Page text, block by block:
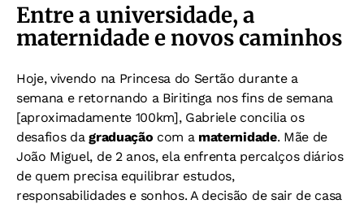
Entre a universidade, a
maternidade e novos caminhos
Hoje, vivendo na Princesa do Sertão durante a
semana e retornando a Biritinga nos fins de semana
[aproximadamente 100km], Gabriele concilia os
desafios dagraduação com a maternidade. Mãe de
João Miguel, de 2 anos, ela enfrenta percalços diários
de quem precisa equilibrar estudos,
responsabilidades e sonhos. A decisão de sair de casa